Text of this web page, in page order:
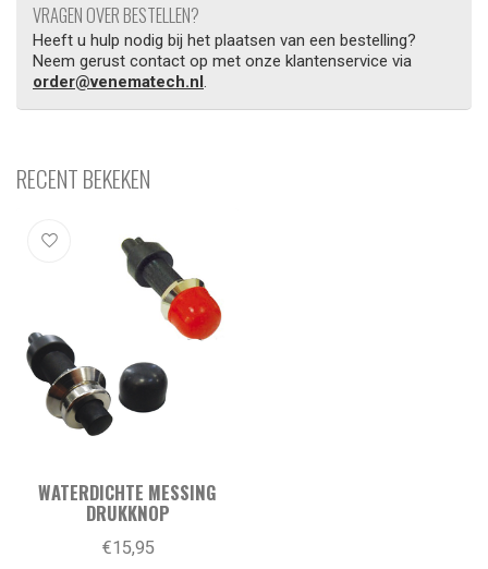
VRAGEN OVER BESTELLEN?
Heeft u hulp nodig bij het plaatsen van een bestelling?
Neem gerust contact op met onze klantenservice via
order@venematech.nl.
RECENT BEKEKEN
WATERDICHTE MESSING
DRUKKNOP
€15,95